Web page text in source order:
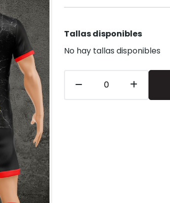
Tallas disponibles
No hay tallas disponibles